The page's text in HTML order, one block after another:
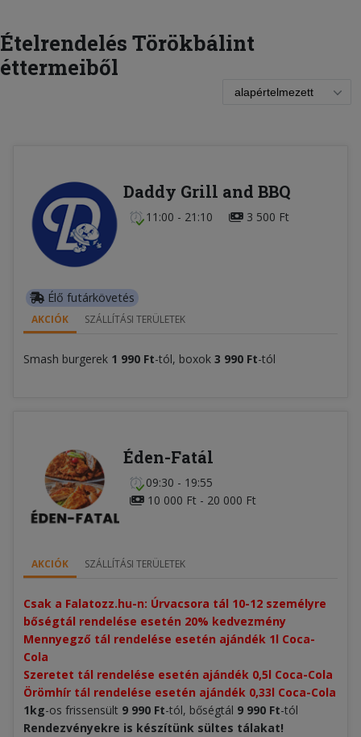
Ételrendelés Törökbálint
éttermeiből
Daddy Grill and BBQ
11:00 - 21:10 3 500 Ft
Élő futárkövetés
AKCIÓK SZÁLLÍTÁSI TERÜLETEK
Smash burgerek 1 990 Ft-tól, boxok 3 990 Ft-tól
Éden-Fatál
09:30 - 19:55
10 000 Ft - 20 000 Ft
AKCIÓK SZÁLLÍTÁSI TERÜLETEK
Csak a Falatozz.hu-n: Úrvacsora tál 10-12 személyre
bőségtál rendelése esetén 20% kedvezmény​
Mennyegző tál rendelése esetén ajándék 1l Coca-
Cola
Szeretet tál rendelése esetén ajándék 0,5l Coca-Cola
Örömhír tál rendelése esetén ajándék 0,33l Coca-Cola
1kg-os frissensült 9 990 Ft-tól, bőségtál 9 990 Ft-tól
Rendezvényekre is készítünk sültes tálakat!